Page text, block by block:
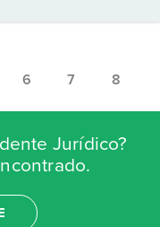
6 7 8
Jurídico?